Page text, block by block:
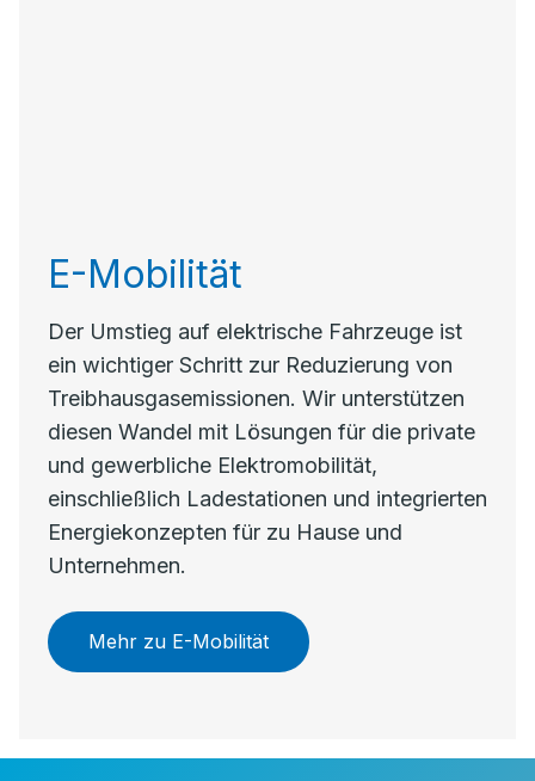
E-Mobilität
Der Umstieg auf elektrische Fahrzeuge ist
ein wichtiger Schritt zur Reduzierung von
Treibhausgasemissionen. Wir unterstützen
diesen Wandel mit Lösungen für die private
und gewerbliche Elektromobilität,
einschließlich Ladestationen und integrierten
Energiekonzepten für zu Hause und
Unternehmen.
Mehr zu E-Mobilität